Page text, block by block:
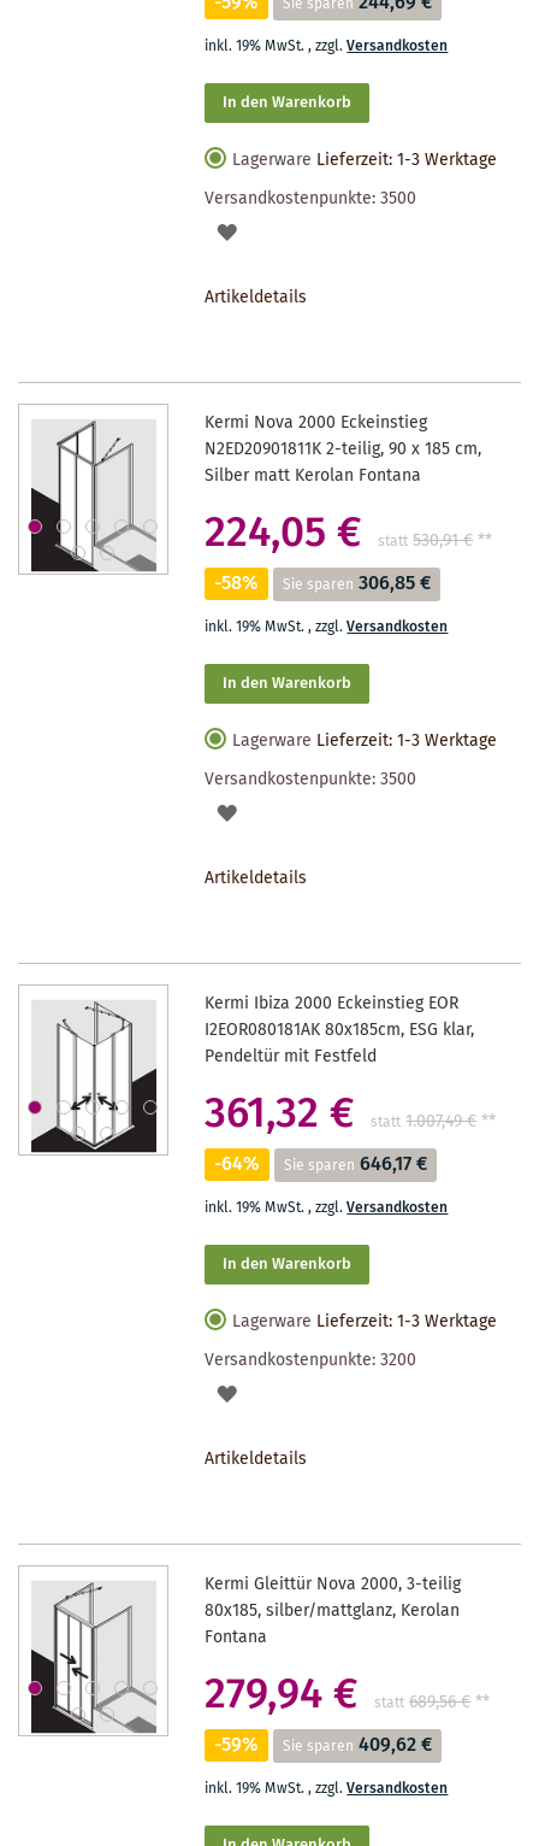
inkl. 19% MwSt.,zzgl.Versandkosten
In den Warenkorb
Lagerware Lieferzeit: 1-3 Werktage
Versandkostenpunkte:3500
AUF
Artikeldetails
Kermi Nova 2000 Eckeinstieg
N2ED20901811K 2-teilig, 90 x 185 cm,
Silber matt Kerolan Fontana
224,05 € statt 530,91 €**
-58% Sie sparen 306,85 €
inkl. 19% MwSt.,zzgl.Versandkosten
In den Warenkorb
Lagerware Lieferzeit: 1-3 Werktage
Versandkostenpunkte:3500
AUF
Artikeldetails
Kermi Ibiza 2000 Eckeinstieg EOR
I2EOR080181AK 80x185cm, ESG klar,
Pendeltür mit Festfeld
361,32 € statt 1.007,49 €**
-64% Sie sparen 646,17 €
inkl. 19% MwSt.,zzgl.Versandkosten
In den Warenkorb
Lagerware Lieferzeit: 1-3 Werktage
Versandkostenpunkte:3200
AUF
Artikeldetails
Kermi Gleittür Nova 2000, 3-teilig
80x185, silber/mattglanz, Kerolan
Fontana
279,94 € statt 689,56 €**
-59% Sie sparen 409,62 €
inkl. 19% MwSt.,zzgl.Versandkosten